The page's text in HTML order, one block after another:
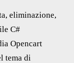
eliminazione,
C#
Opencart
tema di